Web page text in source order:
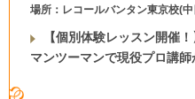
場所：レコールバンタン東京校(
【個別体験レッスン開催！
マンツーマンで現役プロ講